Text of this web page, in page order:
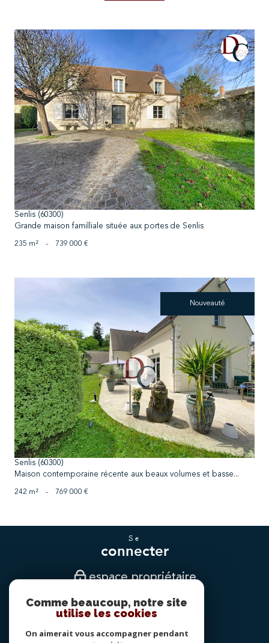
voir le bien
Senlis (60300)
Grande maison familliale située aux portes de Senlis
235 m² - 739 000 €
Nouveauté
voir le bien
Senlis (60300)
Maison contemporaine récente aux beaux volumes et basse...
242 m² - 769 000 €
se
connecter
espace propriétaire
nous
suivre
Comme beaucoup, notre site
utilise les cookies
On aimerait vous accompagner pendant